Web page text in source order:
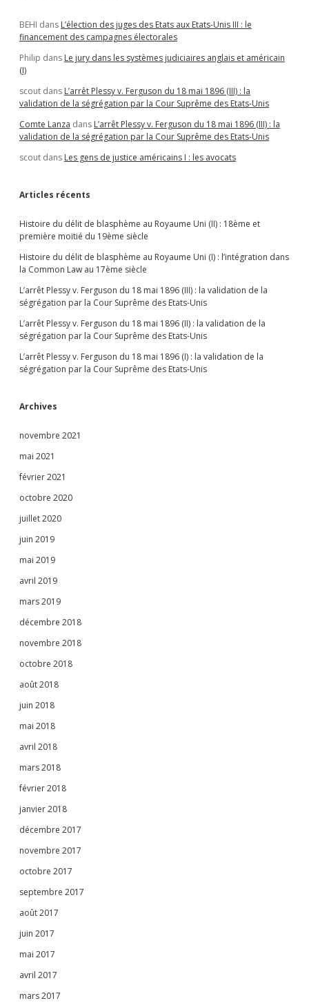
et
la
résistance
BEHI dans L’élection des juges des Etats aux Etats-Unis III : le
financement des campagnes électorales
Philip dans Le jury dans les systèmes judiciaires anglais et américain
(I)
scout dans L’arrêt Plessy v. Ferguson du 18 mai 1896 (III) : la
validation de la ségrégation par la Cour Suprême des Etats-Unis
Comte Lanza dans L’arrêt Plessy v. Ferguson du 18 mai 1896 (III) : la
validation de la ségrégation par la Cour Suprême des Etats-Unis
scout dans Les gens de justice américains I : les avocats
Articles récents
Histoire du délit de blasphème au Royaume Uni (II) : 18ème et
première moitié du 19ème siècle
Histoire du délit de blasphème au Royaume Uni (I) : l’intégration dans
la Common Law au 17ème siècle
L’arrêt Plessy v. Ferguson du 18 mai 1896 (III) : la validation de la
ségrégation par la Cour Suprême des Etats-Unis
L’arrêt Plessy v. Ferguson du 18 mai 1896 (II) : la validation de la
ségrégation par la Cour Suprême des Etats-Unis
L’arrêt Plessy v. Ferguson du 18 mai 1896 (I) : la validation de la
ségrégation par la Cour Suprême des Etats-Unis
Archives
novembre 2021
mai 2021
février 2021
octobre 2020
juillet 2020
juin 2019
mai 2019
avril 2019
mars 2019
décembre 2018
novembre 2018
octobre 2018
août 2018
juin 2018
mai 2018
avril 2018
mars 2018
février 2018
janvier 2018
décembre 2017
novembre 2017
octobre 2017
septembre 2017
août 2017
juin 2017
mai 2017
avril 2017
mars 2017